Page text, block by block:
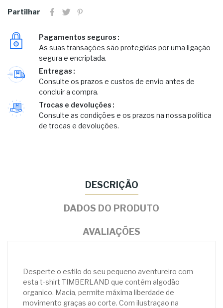
Partilhar
Pagamentos seguros
As suas transações são protegidas por uma ligação
segura e encriptada.
Entregas
Consulte os prazos e custos de envio antes de
concluir a compra.
Trocas e devoluções
Consulte as condições e os prazos na nossa política
de trocas e devoluções.
DESCRIÇÃO
DADOS DO PRODUTO
AVALIAÇÕES
Desperte o estilo do seu pequeno aventureiro com
esta t-shirt TIMBERLAND que contém algodão
organico. Macia, permite máxima liberdade de
movimento graças ao corte. Com ilustraçao na